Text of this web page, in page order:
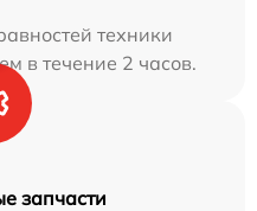
техники
в течение 2 часов.
запчасти